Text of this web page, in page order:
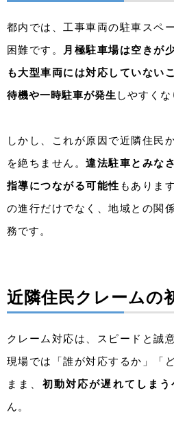
都内では、工事車両の駐車スペ
困難です。 月極駐車場は空きが
も大型車両には対応していない
待機や一時駐車が発生 しやすくな
しかし、これが原因で近隣住民
を絶ちません。違法駐車とみな
指導につながる可能性 もありま
の進行だけでなく、地域との関
務です。
近隣住民クレームの
クレーム対応は、スピードと誠
現場では「誰が対応するか」「
まま、 初動対応が遅れてしまう
ん。